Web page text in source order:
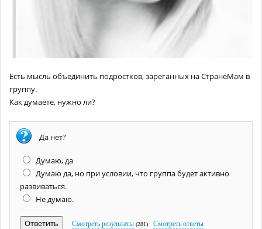
Есть мысль объединить подростков, зареганных на СтранеМам в
группу.
Как думаете, нужно ли?
Да нет?
Думаю, да
Думаю да, но при условии, что группа будет активно
развиваться.
Не думаю.
Смотреть результаты (281) Смотреть ответы